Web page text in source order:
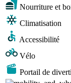
Nourriture et
Climatisation
Accessibilité
Vélo
Portail de